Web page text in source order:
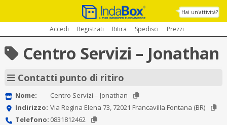
Hai un'attività?
Accedi Registrati Ritira Spedisci Prezzi
Centro Servizi – Jonathan
Contatti punto di ritiro
Nome:
Centro Servizi – Jonathan
Indirizzo: Via Regina Elena 73, 72021 Francavilla Fontana (BR)
Telefono: 0831812462